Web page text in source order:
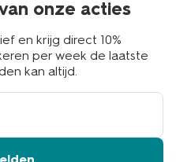
onze acties
en krijg direct 10%
per week de laatste
kan altijd.